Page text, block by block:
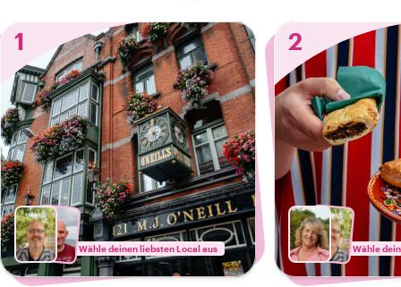
1
Wähle deinen liebsten Local aus
2
Wähle